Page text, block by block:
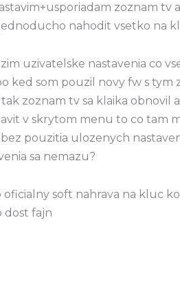
zoznam tv
nahodit vsetko na
uzivatelske nastavenia co
ked som pouzil novy fw s
zoznam tv sa klaika obnovil
v skrytom menu to co tam
pouzitia ulozenych
sa nemazu?
soft nahrava na kluc
dost fajn